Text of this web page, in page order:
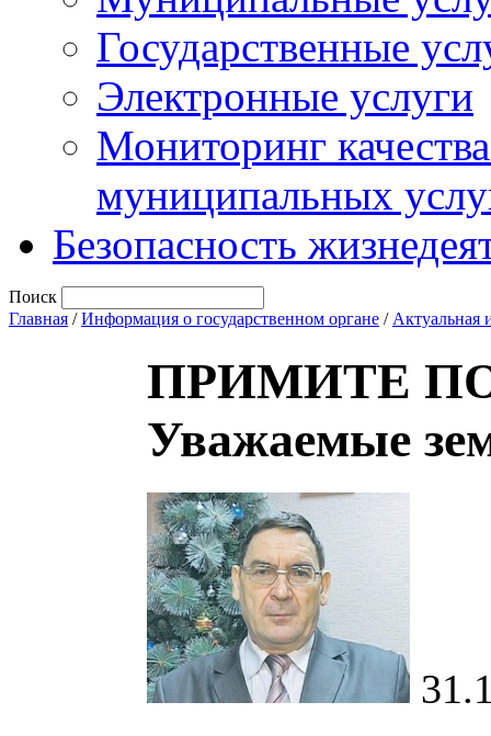
Государственные
Электронные услуги
Мониторинг
муниципальных
Безопасность
Поиск
Главная /Информация о государственном органе / Актуальная
ПРИМИТЕ
Уважаемые